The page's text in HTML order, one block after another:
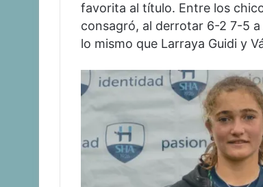
favorita al título. Entre los
consagró, al derrotar 6-2 7-5 a
lo mismo que Larraya Guidi y